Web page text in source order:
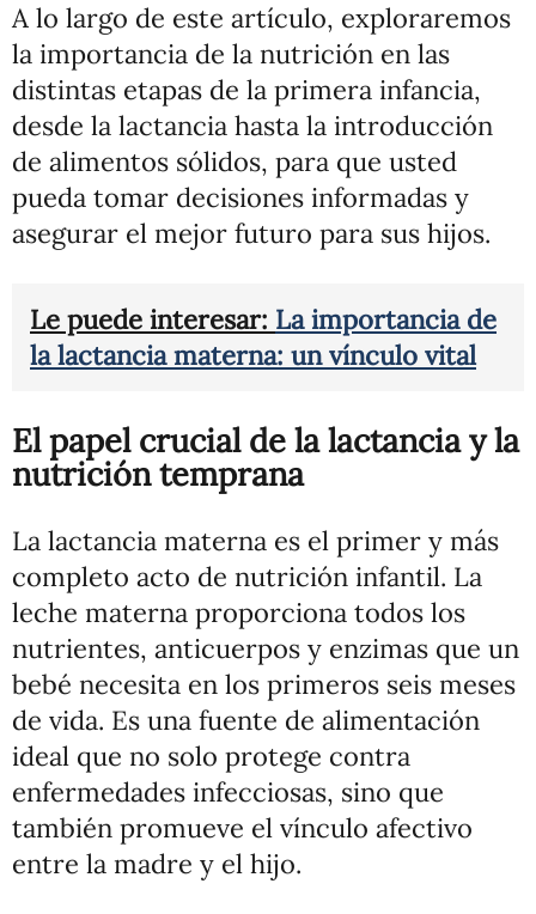
A lo largo de este artículo, exploraremos
la importancia de la nutrición en las
distintas etapas de la primera infancia,
desde la lactancia hasta la introducción
de alimentos sólidos, para que usted
pueda tomar decisiones informadas y
asegurar el mejor futuro para sus hijos.
Le puede interesar: La importancia de
la lactancia materna: un vínculo vital
El papel crucial de la lactancia y la
nutrición temprana
La lactancia materna es el primer y más
completo acto de nutrición infantil. La
leche materna proporciona todos los
nutrientes, anticuerpos y enzimas que un
bebé necesita en los primeros seis meses
de vida. Es una fuente de alimentación
ideal que no solo protege contra
enfermedades infecciosas, sino que
también promueve el vínculo afectivo
entre la madre y el hijo.